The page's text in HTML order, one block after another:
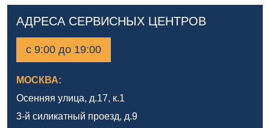
АДРЕСА СЕРВИСНЫХ ЦЕНТРОВ
с 9:00 до 19:00
МОСКВА:
Осенняя улица, д.17, к.1
3-й силикатный проезд, д.9